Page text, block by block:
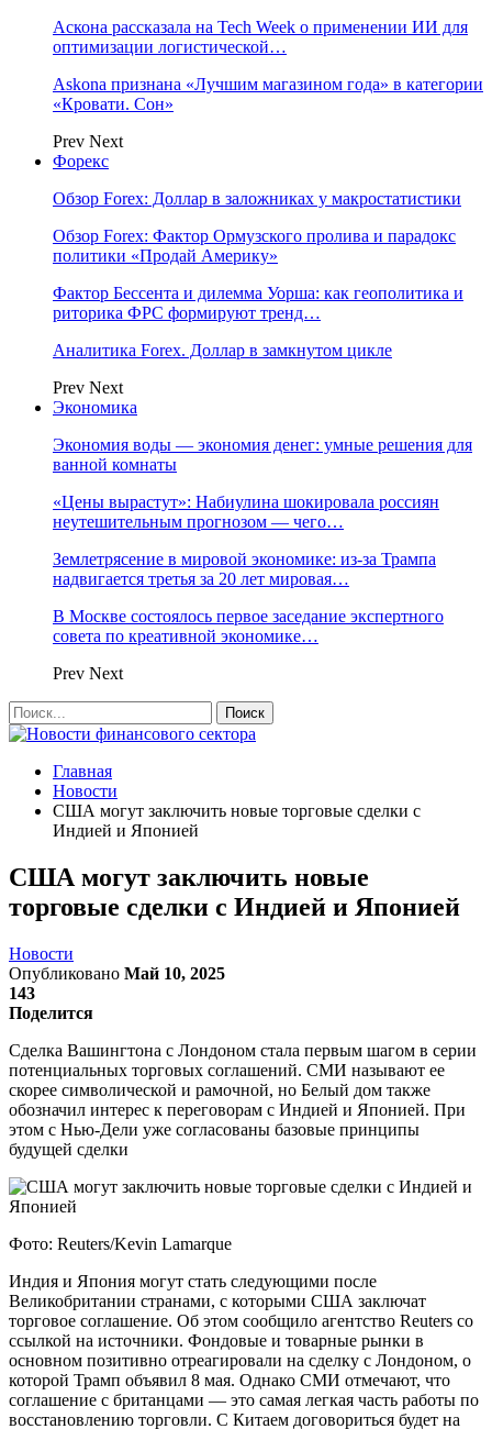
Аскона рассказала на Tech Week о применении ИИ для
оптимизации логистической…
Askona признана «Лучшим магазином года» в категории
«Кровати. Сон»
Prev Next
Форекс
Обзор Forex: Доллар в заложниках у макростатистики
Обзор Forex: Фактор Ормузского пролива и парадокс
политики «Продай Америку»
Фактор Бессента и дилемма Уорша: как геополитика и
риторика ФРС формируют тренд…
Аналитика Forex. Доллар в замкнутом цикле
Prev Next
Экономика
Экономия воды — экономия денег: умные решения для
ванной комнаты
«Цены вырастут»: Набиулина шокировала россиян
неутешительным прогнозом — чего…
Землетрясение в мировой экономике: из-за Трампа
надвигается третья за 20 лет мировая…
В Москве состоялось первое заседание экспертного
совета по креативной экономике…
Prev Next
Главная
Новости
США могут заключить новые торговые сделки с
Индией и Японией
США могут заключить новые
торговые сделки с Индией и Японией
Новости
Опубликовано Май 10, 2025
143
Поделится
Сделка Вашингтона с Лондоном стала первым шагом в серии
потенциальных торговых соглашений. СМИ называют ее
скорее символической и рамочной, но Белый дом также
обозначил интерес к переговорам с Индией и Японией. При
этом с Нью-Дели уже согласованы базовые принципы
будущей сделки
Фото: Reuters/Kevin Lamarque
Индия и Япония могут стать следующими после
Великобритании странами, с которыми США заключат
торговое соглашение. Об этом сообщило агентство Reuters со
ссылкой на источники. Фондовые и товарные рынки в
основном позитивно отреагировали на сделку с Лондоном, о
которой Трамп объявил 8 мая. Однако СМИ отмечают, что
соглашение с британцами — это самая легкая часть работы по
восстановлению торговли. С Китаем договориться будет на